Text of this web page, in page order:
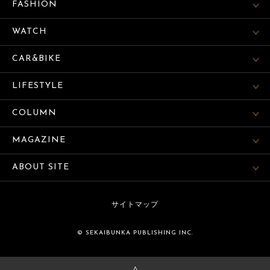
FASHION
WATCH
CAR&BIKE
LIFESTYLE
COLUMN
MAGAZINE
ABOUT SITE
サイトマップ
© SEKAIBUNKA PUBLISHING INC.